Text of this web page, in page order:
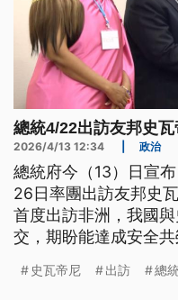
總統4/22出訪友邦史
2026/4/13 12:34 政治
總統府今（13）日宣
26日率團出訪友邦史
首度出訪非洲，我國
交，期盼能達成安全
區，符合安全。
史瓦帝尼 出訪 總